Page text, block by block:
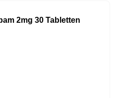
2mg 30 Tabletten